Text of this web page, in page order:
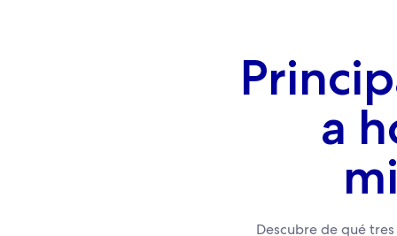
a
Descubre de qué